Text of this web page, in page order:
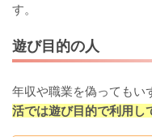
す。
遊び目的の人
年収や職業を偽ってもい
活では遊び目的で利用し